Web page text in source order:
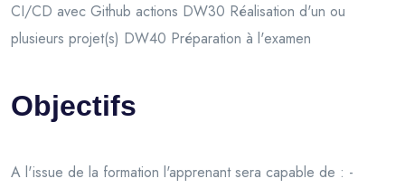
CI/CD avec Github actions DW30 Réalisation d'un ou
plusieurs projet(s) DW40 Préparation à l'examen
Objectifs
A l'issue de la formation l'apprenant sera capable de : -